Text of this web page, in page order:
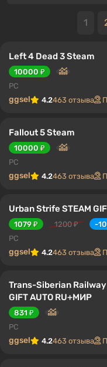
1
Left 4 Dead 3 Steam
10000 ₽
PC
ggsel 4.2463 отзыва
Fallout 5 Steam
10000 ₽
PC
ggsel 4.2463 отзыва
Urban Strife STEAM
1079 ₽ 1200 ₽
-
PC
ggsel 4.2463 отзыва
Trans-Siberian
GIFT AUTO RU+МИР
831 ₽
PC
ggsel 4.2463 отзыва